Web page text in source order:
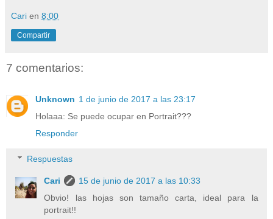
Cari en 8:00
Compartir
7 comentarios:
Unknown 1 de junio de 2017 a las 23:17
Holaaa: Se puede ocupar en Portrait???
Responder
Respuestas
Cari
15 de junio de 2017 a las 10:33
Obvio! las hojas son tamaño carta, ideal para la
portrait!!